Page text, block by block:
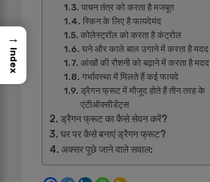
पाचन तंत्र को करता है मजबूत
स्किन के लिए है फायदेमंद
कोलेस्ट्रॉल को करता है कंट्रोल
घने और काले बाल उगाने में करता है मदद
आंखों की रौशनी को बढ़ाने में करता है मदद
गर्भावस्था में मिलते हैं कई फायदे
ड्रैगन फ्रूट में मौजूद होते हैं तीन तरह के
एंटीऑक्सीडेंट्स
ड्रैगन फ्रूट का कैसे सेवन करें?
घर पर कैसे बनाएं ड्रैगन फ्रूट?
अक्सर पूछे जाने वाले सवाल:
→
Index